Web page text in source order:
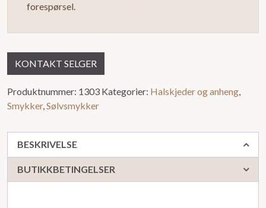
forespørsel.
KONTAKT SELGER
Produktnummer: 1303 Kategorier: Halskjeder og anheng,
Smykker,Sølvsmykker
BESKRIVELSE
BUTIKKBETINGELSER